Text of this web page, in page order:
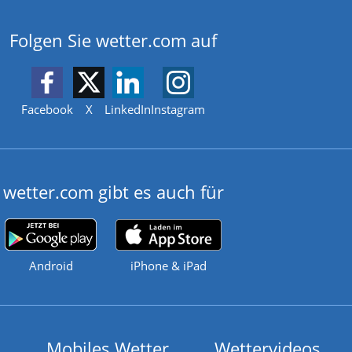
Folgen Sie wetter.com auf
Facebook X LinkedInInstagram
wetter.com gibt es auch für
Android iPhone & iPad